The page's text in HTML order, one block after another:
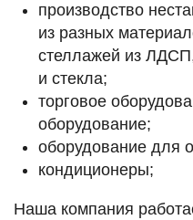
производство
из разных
стеллажей из
и стекла;
торговое
оборудование;
оборудование для
кондиционеры;
Наша компания